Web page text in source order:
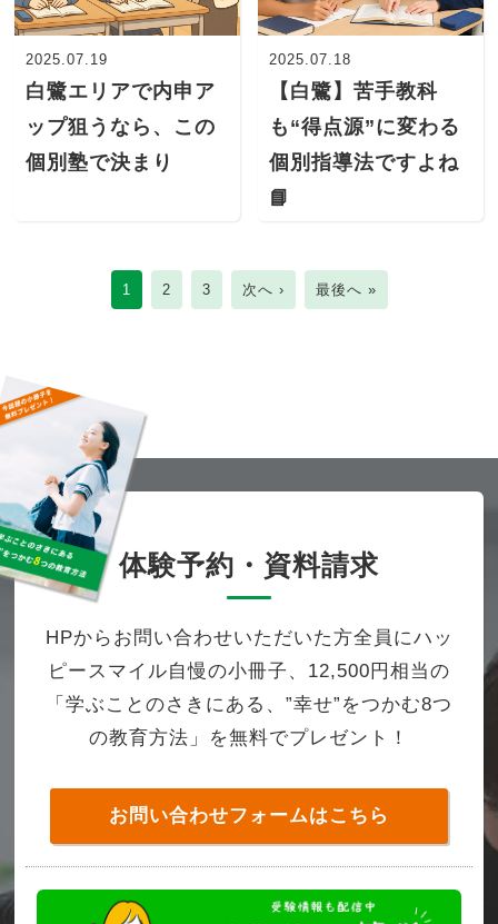
2025.07.19
白鷺エリアで内申ア
ップ狙うなら、この
個別塾で決まり
2025.07.18
【白鷺】苦手教科
も“得点源”に変わる
個別指導法ですよね
📘
1 2 3 次へ › 最後へ »
体験予約・資料請求
HPからお問い合わせいただいた方全員にハッ
ピースマイル自慢の小冊子、12,500円相当の
「学ぶことのさきにある、”幸せ”をつかむ8つ
の教育方法」を無料でプレゼント！
お問い合わせフォームはこちら